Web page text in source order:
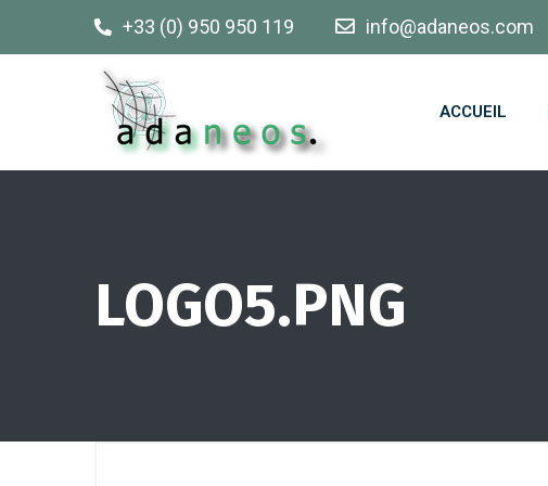
+33 (0) 950 950 119 info@adaneos.com
ACCUEIL
LOGO5.PNG